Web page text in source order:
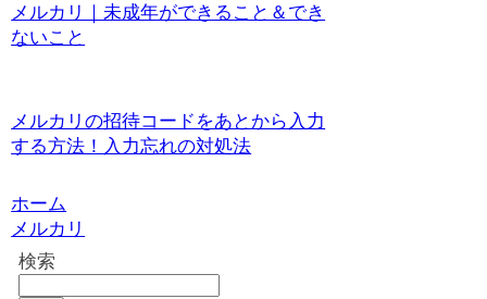
メルカリ｜未成年ができること＆でき
ないこと
メルカリの招待コードをあとから入力
する方法！入力忘れの対処法
ホーム
メルカリ
検索